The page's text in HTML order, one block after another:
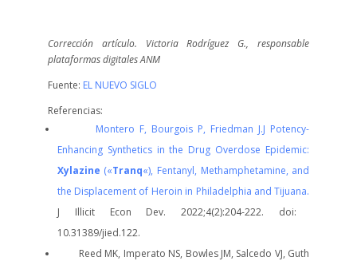
Corrección artículo. Victoria Rodríguez G., responsable
plataformas digitales ANM
Fuente: EL NUEVO SIGLO
Referencias:
Montero F, Bourgois P, Friedman J.J Potency-
Enhancing Synthetics in the Drug Overdose Epidemic:
Xylazine («Tranq«), Fentanyl, Methamphetamine, and
the Displacement of Heroin in Philadelphia and Tijuana.
J Illicit Econ Dev. 2022;4(2):204-222. doi:
10.31389/jied.122.
Reed MK, Imperato NS, Bowles JM, Salcedo VJ, Guth